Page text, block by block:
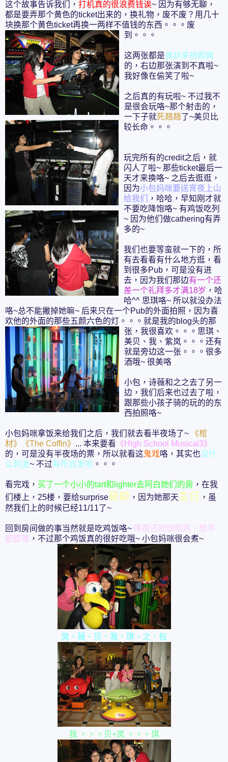
这个故事告诉我们， 打机真的很浪费钱诶~ 因为有够无聊，
都是要弄那个黄色的ticket出来的，换礼物，废不废？用几十
块换那个黄色ticket再换一两样不值钱的东西。。。废
到。。。
这两张都是做状来拍照爽
的，右边那张演到不真啦~
我好像在偷笑了啦~
之后真的有玩啦~ 不过我不
是很会玩咯~那个射击的，
一下子就死翘翘了~美贝比
较长命。。。
玩完所有的credit之后，就
闪人了啦~ 那些ticket最后一
天才来换咯~ 之后去逛逛，
因为小包妈咪要送宵夜上山
给我们
，哈哈，早知刚才就
不要吃降饱咯~ 有鸡饭吃列
~ 因为他们做cathering有弄
多的~
我们也要等蛮就一下的，所
有去看看有什么地方逛，看
到很多Pub，可是没有进
去，因为我们那边有一个还
差一个礼拜多才满18岁 ，哈
哈^^ 思琪咯~ 所以就没办法
咯~总不能撇掉她嘛~ 后来只在一个Pub的外面拍照，因为喜
欢他的外面的那些五颜六色的灯。。。就是我的blog头的那
张，我很喜欢。。。 思琪、
美贝、我、紫岚。。。还有
就是旁边这一张。。。很多
酒哦~ 很美咯
小包，诗薇和之之去了另一
边，我们后来也过去了啦，
跟那些小孩子骑的玩的的东
西拍照咯~
小包妈咪拿饭来给我们之后，我们就去看半夜场了~ 《棺
材》《The Coffin》 ... 本来要看 《High School Musical3》
的，可是没有半夜场的票，所以就看这鬼戏咯，其实也没什
么刺激~ 不过有所启发啦 。。。
看完戏， 买了一个小小的tart和lighter去阿白她们的房 ，在我
们楼上，25楼，要给surprise筱颖 ，因为她那天生日
，虽
然我们上的时候已经11/11了~
回到房间做的事当然就是吃鸡饭咯~ 降夜还吃饭吃鸡，想不
肥都难 ，不过那个鸡饭真的很好吃哦~ 小包妈咪很会煮~
岚、薇、贝、我、琪、之、包
我 。。。贝+岚 。。。琪